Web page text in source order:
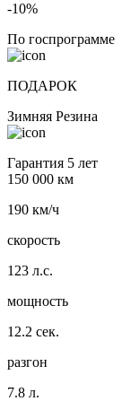
-10%
По госпрограмме
ПОДАРОК
Зимняя Резина
Гарантия 5 лет
150 000 км
190 км/ч
скорость
123 л.с.
мощность
12.2 сек.
разгон
7.8 л.